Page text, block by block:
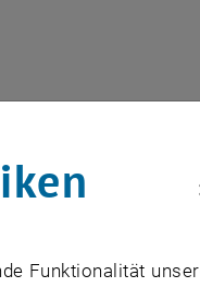
ein
Funktionalität